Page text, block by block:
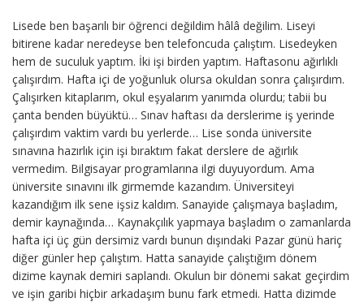
Lisede ben başarılı bir öğrenci değildim hâlâ değilim. Liseyi
bitirene kadar neredeyse ben telefoncuda çalıştım. Lisedeyken
hem de suculuk yaptım. İki işi birden yaptım. Haftasonu ağırlıklı
çalışırdım. Hafta içi de yoğunluk olursa okuldan sonra çalışırdım.
Çalışırken kitaplarım, okul eşyalarım yanımda olurdu; tabii bu
çanta benden büyüktü… Sınav haftası da derslerime iş yerinde
çalışırdım vaktim vardı bu yerlerde… Lise sonda üniversite
sınavına hazırlık için işi bıraktım fakat derslere de ağırlık
vermedim. Bilgisayar programlarına ilgi duyuyordum. Ama
üniversite sınavını ilk girmemde kazandım. Üniversiteyi
kazandığım ilk sene işsiz kaldım. Sanayide çalışmaya başladım,
demir kaynağında… Kaynakçılık yapmaya başladım o zamanlarda
hafta içi üç gün dersimiz vardı bunun dışındaki Pazar günü hariç
diğer günler hep çalıştım. Hatta sanayide çalıştığım dönem
dizime kaynak demiri saplandı. Okulun bir dönemi sakat geçirdim
ve işin garibi hiçbir arkadaşım bunu fark etmedi. Hatta dizimde